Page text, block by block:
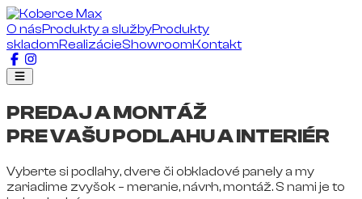
O násProdukty a službyProdukty
skladomRealizácieShowroomKontakt
PREDAJ A MONTÁŽ
PRE VAŠU PODLAHU A INTERIÉR
Vyberte si podlahy, dvere či obkladové panely a my
zariadime zvyšok – meranie, návrh, montáž. S nami je to